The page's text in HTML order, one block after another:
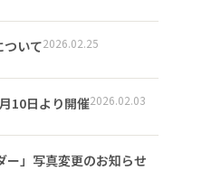
ついて2026.02.25
10日より開催2026.02.03
ー」写真変更のお知らせ